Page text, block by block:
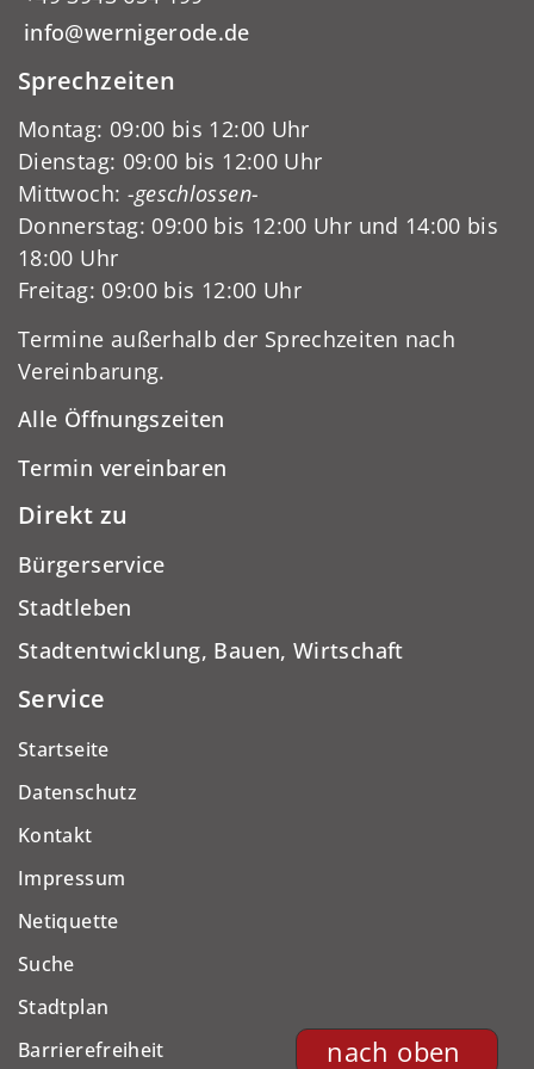
nach oben
info@wernigerode.de
Sprechzeiten
Montag: 09:00 bis 12:00 Uhr
Dienstag: 09:00 bis 12:00 Uhr
Mittwoch: -geschlossen-
Donnerstag: 09:00 bis 12:00 Uhr und 14:00 bis
18:00 Uhr
Freitag: 09:00 bis 12:00 Uhr
Termine außerhalb der Sprechzeiten nach
Vereinbarung.
Alle Öffnungszeiten
Termin vereinbaren
Direkt zu
Bürgerservice
Stadtleben
Stadtentwicklung, Bauen, Wirtschaft
Service
Startseite
Datenschutz
Kontakt
Impressum
Netiquette
Suche
Stadtplan
Barrierefreiheit